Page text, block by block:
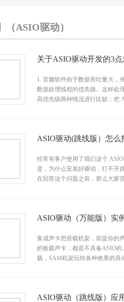
（ASIO驱动）
关于ASIO驱动开发的3
1. 音频软件由于数据吞吐量大，
数据处理线程的优先级。这样处
高优先级两种情况进行比较：把
ASIO驱动(跳线版）怎么
经常有客户使用了我们这个
是，为什么安装好驱动，打不开
在回答这个问题之前，那么大家
ASIO驱动（万能版）实
集成声卡想搭载机架，前提你的
的板载声卡，都是不具备ASIO
载，SAM机架玩转各种效果的具
ASIO驱动（跳线版）应